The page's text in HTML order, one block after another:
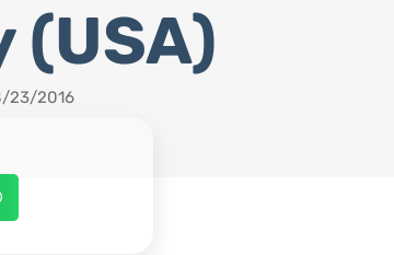
(USA)
23/2016